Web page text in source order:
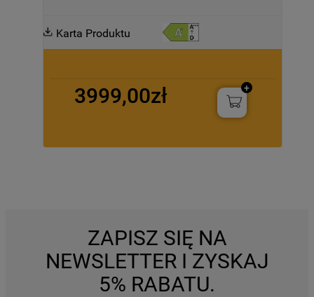
Karta Produktu
3999,00zł
ZAPISZ SIĘ NA
NEWSLETTER I ZYSKAJ
5% RABATU.